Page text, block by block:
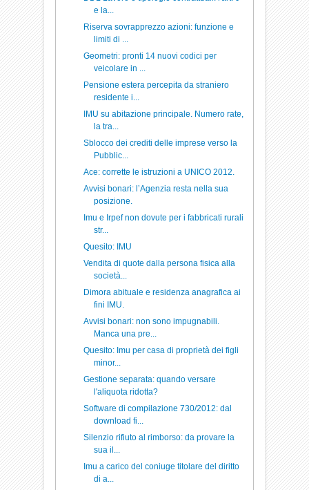
e la...
Riserva sovrapprezzo azioni: funzione e
limiti di ...
Geometri: pronti 14 nuovi codici per
veicolare in ...
Pensione estera percepita da straniero
residente i...
IMU su abitazione principale. Numero rate,
la tra...
Sblocco dei crediti delle imprese verso la
Pubblic...
Ace: corrette le istruzioni a UNICO 2012.
Avvisi bonari: l’Agenzia resta nella sua
posizione.
Imu e Irpef non dovute per i fabbricati rurali
str...
Quesito: IMU
Vendita di quote dalla persona fisica alla
società...
Dimora abituale e residenza anagrafica ai
fini IMU.
Avvisi bonari: non sono impugnabili.
Manca una pre...
Quesito: Imu per casa di proprietà dei figli
minor...
Gestione separata: quando versare
l'aliquota ridotta?
Software di compilazione 730/2012: dal
download fi...
Silenzio rifiuto al rimborso: da provare la
sua il...
Imu a carico del coniuge titolare del diritto
di a...